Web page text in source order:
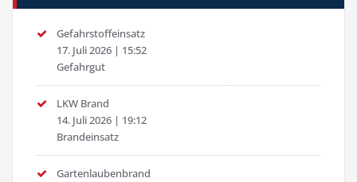
Gefahrstoffeinsatz
17. Juli 2026 | 15:52
Gefahrgut
LKW Brand
14. Juli 2026 | 19:12
Brandeinsatz
Gartenlaubenbrand